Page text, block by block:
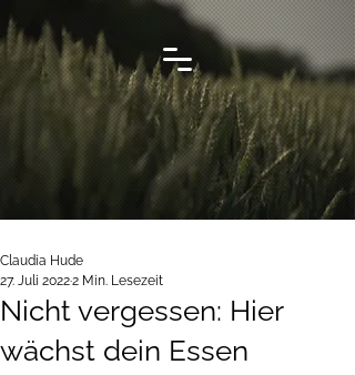
Nicht vergessen: Hier
wächst dein Essen
Claudia Hude
27. Juli 20222 Min. Lesezeit